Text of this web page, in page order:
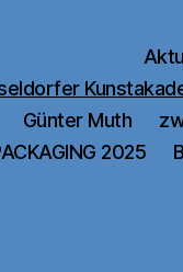
Günter Muth
2025